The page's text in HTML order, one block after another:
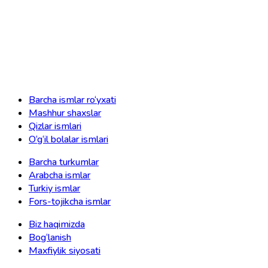
Barcha ismlar ro‘yxati
Mashhur shaxslar
Qizlar ismlari
O‘g‘il bolalar ismlari
Barcha turkumlar
Arabcha ismlar
Turkiy ismlar
Fors-tojikcha ismlar
Biz haqimizda
Bog‘lanish
Maxfiylik siyosati